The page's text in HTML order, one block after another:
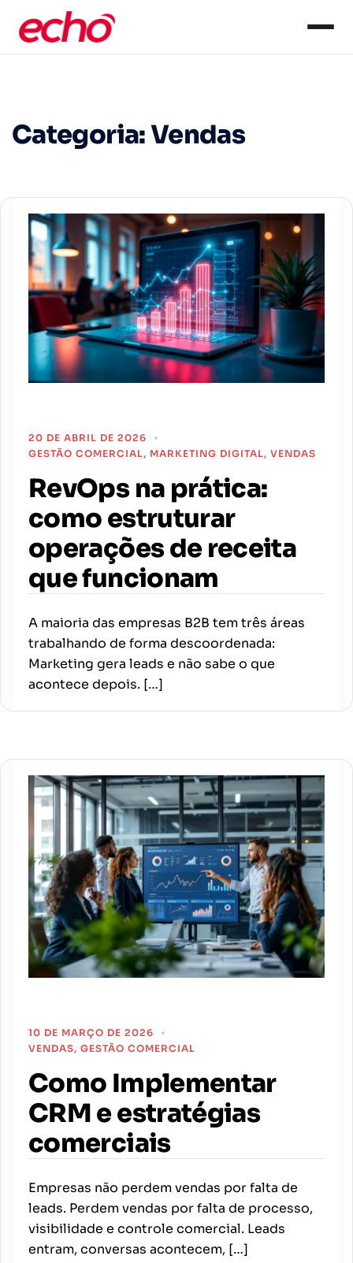
Categoria:Vendas
20 DE ABRIL DE 2026
GESTÃO COMERCIAL, MARKETING DIGITAL, VENDAS
RevOps na prática:
como estruturar
operações de receita
que funcionam
A maioria das empresas B2B tem três áreas
trabalhando de forma descoordenada:
Marketing gera leads e não sabe o que
acontece depois. […]
10 DE MARÇO DE 2026
VENDAS, GESTÃO COMERCIAL
Como Implementar
CRM e estratégias
comerciais
Empresas não perdem vendas por falta de
leads. Perdem vendas por falta de processo,
visibilidade e controle comercial. Leads
entram, conversas acontecem, […]